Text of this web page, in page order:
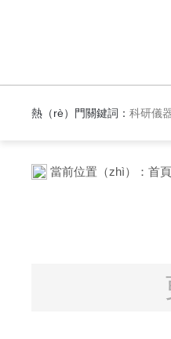
熱（rè）門關鍵詞： 科研儀器設備定
當前位置（zhì）： 首頁